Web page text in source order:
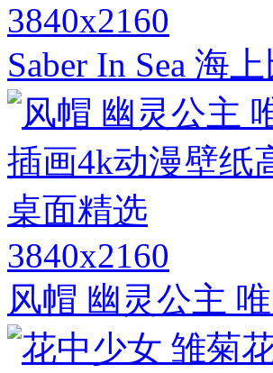
3840x2160
Saber In Sea 海
3840x2160
风帽 幽灵公主